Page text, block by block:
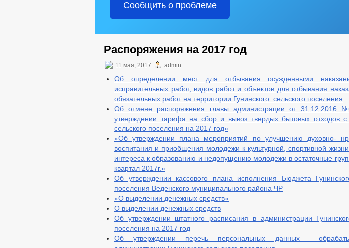
Сообщить о проблеме
Распоряжения на 2017 год
11 мая, 2017 admin
Об определении мест для отбывания осужденными
исправительных работ, видов работ и объектов для отбывания
обязательных работ на территории Гунинского сельского поселения
Об отмене распоряжения главы администрации от
утверждении тарифа на сбор и вывоз твердых бытовых отходов с
сельского поселения на 2017 год»
«Об утверждении плана мероприятий по улучшению духовно-
воспитания и приобщения молодежи к культурной, спортивной
интереса к образованию и недопущению молодежи в остаточные
квартал 2017г.»
Об утверждении кассового плана исполнения Бюджета
поселения Веденского муниципального района ЧР
«О выделении денежных средств»
О выделении денежных средств
Об утверждении штатного расписания в администрации
поселения на 2017 год
Об утверждении перечь персональных данных